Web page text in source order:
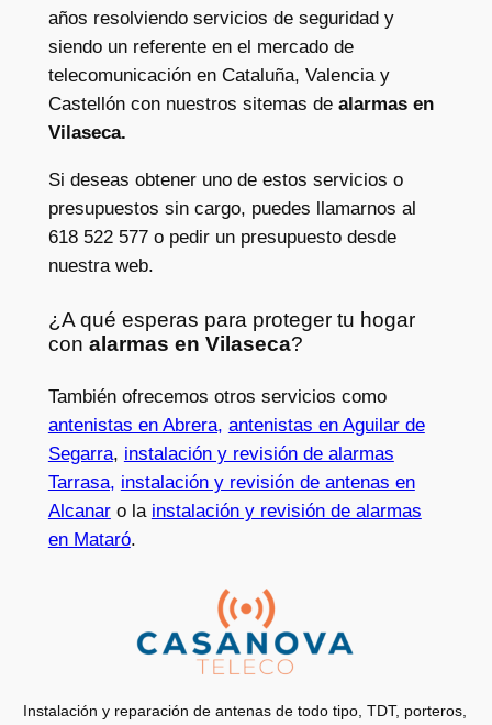
años resolviendo servicios de seguridad y
siendo un referente en el mercado de
telecomunicación en Cataluña, Valencia y
Castellón con nuestros sitemas de alarmas en
Vilaseca.
Si deseas obtener uno de estos servicios o
presupuestos sin cargo, puedes llamarnos al
618 522 577 o pedir un presupuesto desde
nuestra web.
¿A qué esperas para proteger tu hogar
con alarmas en Vilaseca?
También ofrecemos otros servicios como
antenistas en Abrera, antenistas en Aguilar de
Segarra, instalación y revisión de alarmas
Tarrasa, instalación y revisión de antenas en
Alcanaro la instalación y revisión de alarmas
en Mataró.
Instalación y reparación de antenas de todo tipo, TDT, porteros,